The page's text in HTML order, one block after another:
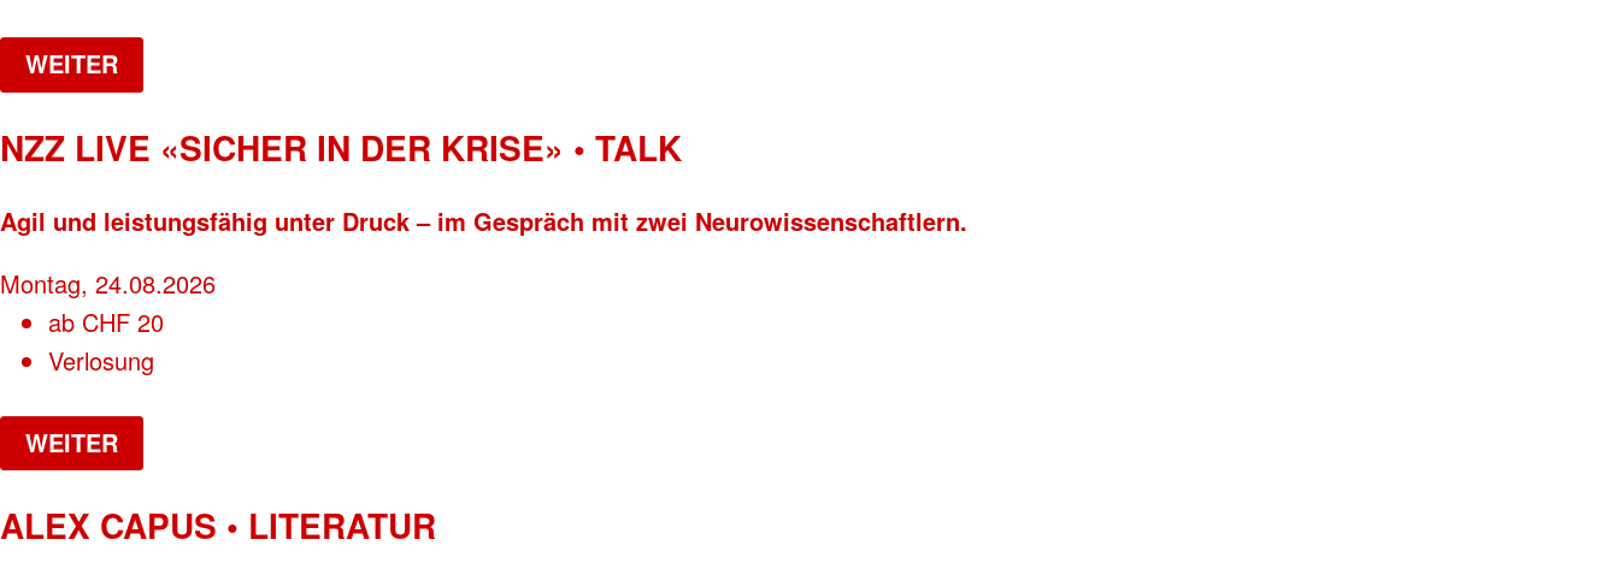
WEITER
NZZ LIVE «SICHER IN DER KRISE» • TALK
Agil und leistungsfähig unter Druck – im Gespräch mit zwei Neurowissenschaftlern.
Montag, 24.08.2026
ab CHF 20
Verlosung
WEITER
ALEX CAPUS • LITERATUR